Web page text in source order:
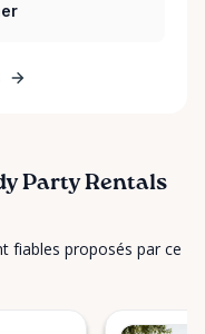
Party Rentals
fiables proposés par ce